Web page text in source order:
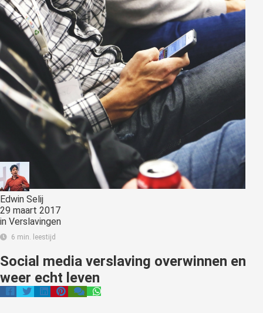
Edwin Selij
29 maart 2017
in Verslavingen
6 min. leestijd
Social media verslaving overwinnen en
weer echt leven